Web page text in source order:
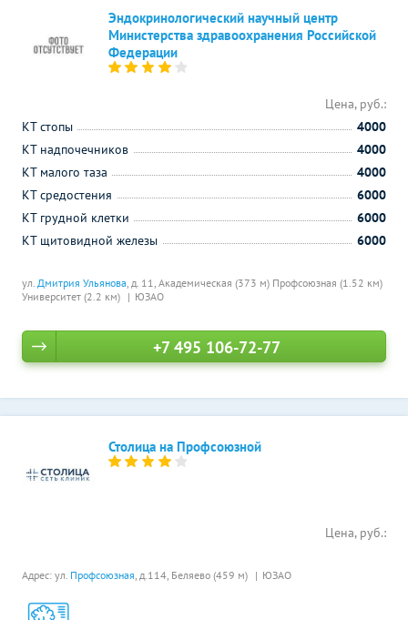
Эндокринологический научный центр
Министерства здравоохранения Российской
Федерации
ул. Дмитрия Ульянова, д. 11, Академическая (373 м) Профсоюзная (1.52 км)
Университет (2.2 км)
ЮЗАО
Цена, руб.:
КТ стопы
4000
КТ надпочечников
4000
КТ малого таза
4000
КТ средостения
6000
КТ грудной клетки
6000
КТ щитовидной железы
6000
+7 495 106-72-77
Столица на Профсоюзной
Адрес: ул. Профсоюзная, д.114, Беляево (459 м) ЮЗАО
Цена, руб.: